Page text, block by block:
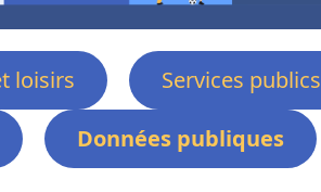
loisirs Services publics
Données publiques